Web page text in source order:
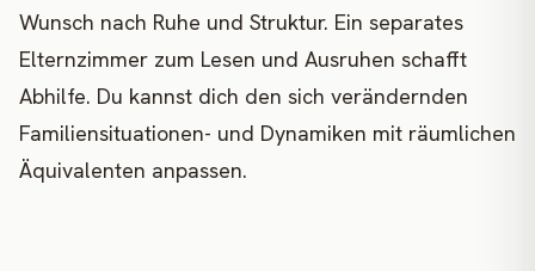
Wunsch nach Ruhe und Struktur. Ein separates
Elternzimmer zum Lesen und Ausruhen schafft
Abhilfe. Du kannst dich den sich verändernden
Familiensituationen- und Dynamiken mit räumlichen
Äquivalenten anpassen.